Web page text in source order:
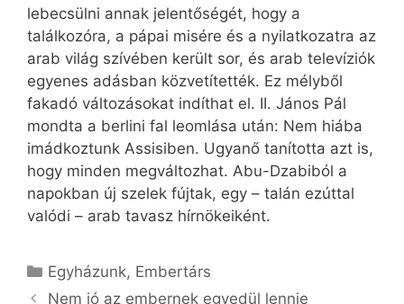
lebecsülni annak jelentőségét, hogy a
találkozóra, a pápai misére és a nyilatkozatra az
arab világ szívében került sor, és arab televíziók
egyenes adásban közvetítették. Ez mélyből
fakadó változásokat indíthat el. II. János Pál
mondta a berlini fal leomlása után: Nem hiába
imádkoztunk Assisiben. Ugyanő tanította azt is,
hogy minden megváltozhat. Abu-Dzabiból a
napokban új szelek fújtak, egy – talán ezúttal
valódi – arab tavasz hírnökeiként.
Kategória
Egyházunk, Embertárs
Nem jó az embernek egyedül lennie